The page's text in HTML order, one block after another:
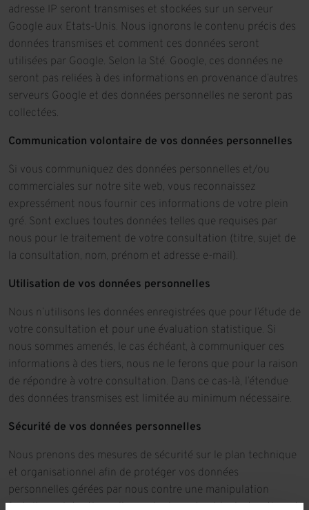
adresse IP seront transmises et stockées sur un serveur
Google aux Etats-Unis. Nous ignorons le contenu précis des
données transmises et comment ces données seront
utilisées par Google. Selon la Sté. Google, ces données ne
seront pas reliées à des informations en provenance d’autres
serveurs Google et des données personnelles ne seront pas
collectées.
Communication volontaire de vos données personnelles
Si vous communiquez des données personnelles et/ou
commerciales sur notre site web, vous reconnaissez
expressément nous fournir ces informations de votre plein
gré. Sont exclues toutes données telles que requises par
nous pour le traitement de votre consultation (titre, sujet de
la consultation, nom, prénom et adresse e-mail).
Utilisation de vos données personnelles
Nous n’utilisons les données enregistrées que pour l’étude de
votre consultation et pour une évaluation statistique. Si
nous sommes amenés, le cas échéant, à communiquer ces
informations à des tiers, nous ne le ferons que pour la raison
de répondre à votre consultation. Dans ce cas-là, l’étendue
des données transmises est limitée au minimum nécessaire.
Sécurité de vos données personnelles
Nous prenons des mesures de sécurité sur le plan technique
et organisationnel afin de protéger vos données
personnelles gérées par nous contre une manipulation
fortuite ou intentionnelle, contre la perte et la destruction et